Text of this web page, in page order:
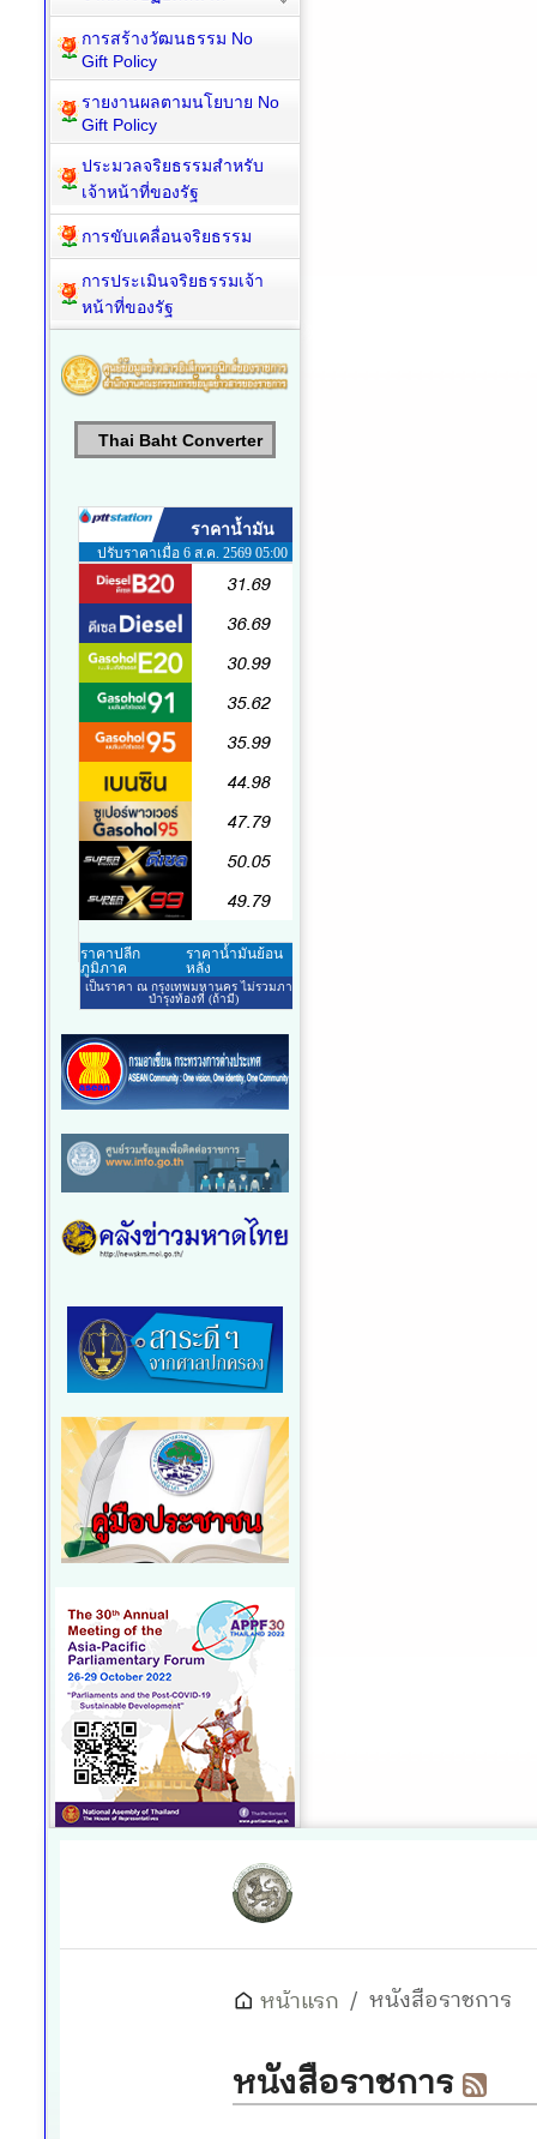
การสร้างวัฒนธรรม No
Gift Policy
รายงานผลตามนโยบาย No
Gift Policy
ประมวลจริยธรรมสำหรับ
เจ้าหน้าที่ของรัฐ
การขับเคลื่อนจริยธรรม
การประเมินจริยธรรมเจ้า
หน้าที่ของรัฐ
Thai Baht Converter